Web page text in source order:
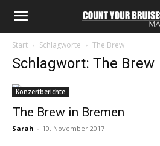
Start Schlagworte The Brew
Schlagwort: The Brew
Konzertberichte
The Brew in Bremen
Sarah - 10. November 2017